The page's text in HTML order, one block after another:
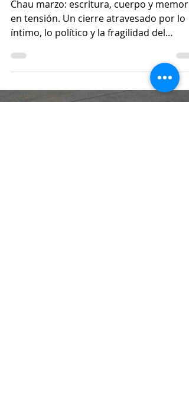
Crónicas de escritura
¡Chau Marzo! Un
cuerpo que escribe
entre calles de agua y
asfalto.